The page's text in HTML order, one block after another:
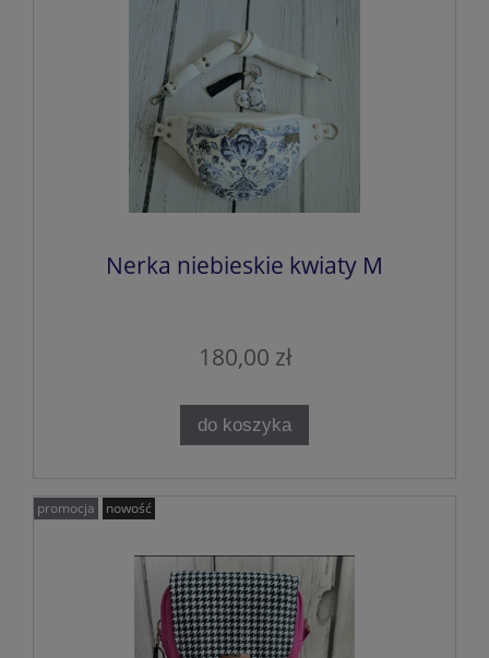
Nerka niebieskie kwiaty M
180,00 zł
do koszyka
promocja nowość